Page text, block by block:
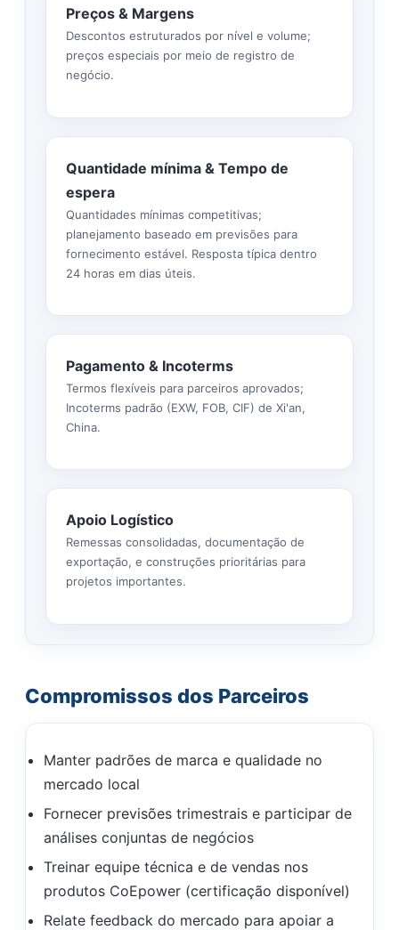
Preços & Margens
Descontos estruturados por nível e volume;
preços especiais por meio de registro de
negócio.
Quantidade mínima & Tempo de
espera
Quantidades mínimas competitivas;
planejamento baseado em previsões para
fornecimento estável. Resposta típica dentro
24 horas em dias úteis.
Pagamento & Incoterms
Termos flexíveis para parceiros aprovados;
Incoterms padrão (EXW, FOB, CIF) de Xi'an,
China.
Apoio Logístico
Remessas consolidadas, documentação de
exportação, e construções prioritárias para
projetos importantes.
Compromissos dos Parceiros
Manter padrões de marca e qualidade no
mercado local
Fornecer previsões trimestrais e participar de
análises conjuntas de negócios
Treinar equipe técnica e de vendas nos
produtos CoEpower (certificação disponível)
Relate feedback do mercado para apoiar a